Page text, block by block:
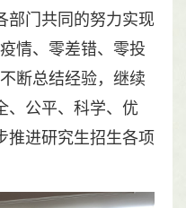
部门共同的努力实现
情、零差错、零投
断总结经验，继续
、公平、科学、优
推进研究生招生各项